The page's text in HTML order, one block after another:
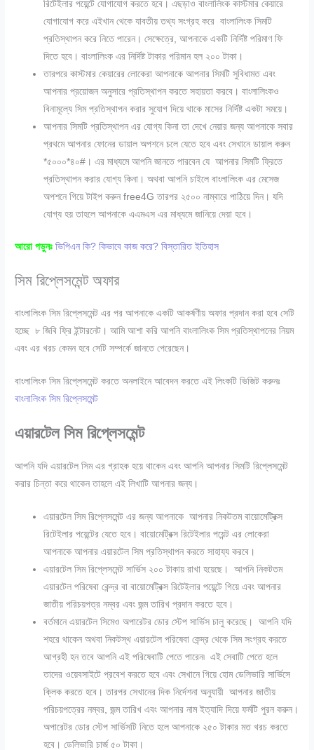
রিটেইলার পয়েন্টে যোগাযোগ করতে হবে। এছড়াও বাংলালিংক কাস্টমার কেয়ারে
যোগাযোগ করে এইখান থেকে যাবতীয় তথ্য সংগ্রহ করে বাংলালিংক সিমটি
প্রতিস্থাপন করে নিতে পারেন। সেক্ষেত্রে, আপনাকে একটি নির্দিষ্ট পরিমাণ ফি
দিতে হবে। বাংলালিংক এর নির্দিষ্ট টাকার পরিমান হল ২০০ টাকা।
তারপরে কাস্টমার কেয়ারের লোকেরা আপনাকে আপনার সিমটি সুবিধামত এবং
আপনার প্রয়োজন অনুসারে প্রতিস্থাপন করতে সহায়তা করবে। বাংলালিংকও
বিনামূল্যে সিম প্রতিস্থাপন করার সুযোগ দিয়ে থাকে মাসের নির্দিষ্ট একটা সময়ে।
আপনার সিমটি প্রতিস্থাপন এর যোগ্য কিনা তা দেখে নেয়ার জন্য আপনাকে সবার
প্রথমে আপনার ফোনের ডায়াল অপশনে চলে যেতে হবে এবং সেখানে ডায়াল করুন
*৫০০০*৪০#। এর মাধ্যমে আপনি জানতে পারবেন যে আপনার সিমটি ফ্রিতে
প্রতিস্থাপন করার যোগ্য কিনা। অথবা আপনি চাইলে বাংলালিংক এর মেসেজ
অপশনে গিয়ে টাইপ করুন free4G তারপর ২৫০০ নাম্বারে পাঠিয়ে দিন। যদি
যোগ্য হয় তাহলে আপনাকে এএমএস এর মাধ্যমে জানিয়ে দেয়া হবে।
আরো পড়ুনঃভিপিএন কি? কিভাবে কাজ করে? বিস্তারিত ইতিহাস
সিম রিপ্লেসমেন্ট অফার
বাংলালিংক সিম রিপ্লেসমেন্ট এর পর আপনাকে একটি আকর্ষণীয় অফার প্রদান করা হবে সেটি
হচ্ছে ৮ জিবি ফ্রি ইন্টারনেট। আমি আশা করি আপনি বাংলালিংক সিম প্রতিস্থাপনের নিয়ম
এবং এর খরচ কেমন হবে সেটি সম্পর্কে জানতে পেরেছেন।
বাংলালিংক সিম রিপ্লেসমেন্ট করতে অনলাইনে আবেদন করতে এই লিংকটি ভিজিট করুনঃ
বাংলালিংক সিম রিপ্লেসমেন্ট
এয়ারটেল সিম রিপ্লেসমেন্ট
আপনি যদি এয়ারটেল সিম এর গ্রাহক হয়ে থাকেন এবং আপনি আপনার সিমটি রিপ্লেসমেন্ট
করার চিন্তা করে থাকেন তাহলে এই লিখাটি আপনার জন্য।
এয়ারটেল সিম রিপ্লেসমেন্ট এর জন্য আপনাকে আপনার নিকটতম বায়োমেট্রিক্স
রিটেইলার পয়েন্টের যেতে হবে। বায়োমেট্রিক্স রিটেইলার পয়েন্ট এর লোকেরা
আপনাকে আপনার এয়ারটেল সিম প্রতিস্থাপন করতে সাহায্য করবে।
এয়ারটেল সিম রিপ্লেসমেন্ট সার্ভিস ২০০ টাকায় রাখা হয়েছে। আপনি নিকটতম
এয়ারটেল পরিষেবা কেন্দ্র বা বায়োমেট্রিক্স রিটেইলার পয়েন্টে গিয়ে এবং আপনার
জাতীয় পরিচয়পত্র নম্বর এবং জন্ম তারিখ প্রদান করতে হবে।
বর্তমানে এয়ারটেল সিমেও অপারেটর ডোর স্টেপ সার্ভিস চালু করেছে। আপনি যদি
শহরে থাকেন অথবা নিকটস্থ এয়ারটেল পরিষেবা কেন্দ্র থেকে সিম সংগ্রহ করতে
আগ্রহী হন তবে আপনি এই পরিষেবাটি পেতে পারেন৷ এই সেবাটি পেতে হলে
তাদের ওয়েবসাইটে প্রবেশ করতে হবে এবং সেখানে গিয়ে হোম ডেলিভারি সার্ভিসে
ক্লিক করতে হবে। তারপর সেখানের দিক নির্দেশনা অনুযায়ী আপনার জাতীয়
পরিচয়পত্রের নম্বর, জন্ম তারিখ এবং আপনার নাম ইত্যাদি দিয়ে ফর্মটি পুরন করুন।
অপারেটর ডোর স্টেপ সার্ভিসটি নিতে হলে আপনাকে ২৫০ টাকার মত খরচ করতে
হবে। ডেলিভারি চার্জ ৫০ টাকা।